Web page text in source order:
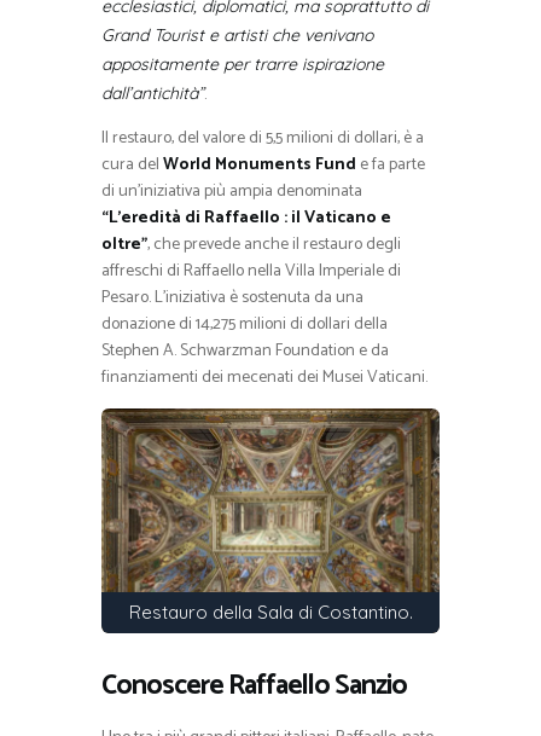
ecclesiastici, diplomatici, ma soprattutto di
Grand Tourist e artisti che venivano
appositamente per trarre ispirazione
dall’antichità”.
Il restauro, del valore di 5,5 milioni di dollari, è a
cura delWorld Monuments Fund e fa parte
di un’iniziativa più ampia denominata
“L’eredità di Raffaello : il Vaticano e
oltre”, che prevede anche il restauro degli
affreschi di Raffaello nella Villa Imperiale di
Pesaro. L’iniziativa è sostenuta da una
donazione di 14,275 milioni di dollari della
Stephen A. Schwarzman Foundation e da
finanziamenti dei mecenati dei Musei Vaticani.
Restauro della Sala di Costantino.
Conoscere Raffaello Sanzio